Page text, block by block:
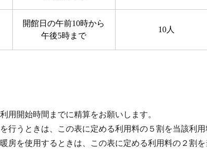
開館日の午前10時から
午後5時まで
10人
用開始時間までに精算をお願いします。
行うときは、この表に定める利用料の５割を当該利用
房を使用するときは、この表に定める利用料の２割を